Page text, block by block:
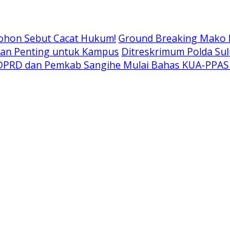
Sebut Cacat Hukum! Ground Breaking Mako
Penting untuk Kampus Ditreskrimum Polda
dan Pemkab Sangihe Mulai Bahas KUA-